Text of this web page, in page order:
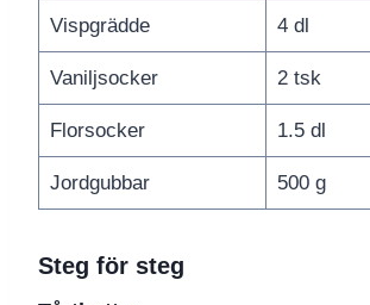
Vispgrädde 4 dl
Vaniljsocker 2 tsk
Florsocker 1.5 dl
Jordgubbar 500 g
Steg för steg